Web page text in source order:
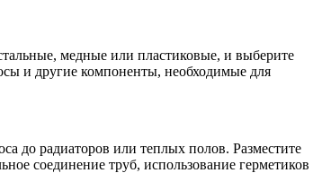
медные или пластиковые, и выберите
и другие компоненты, необходимые для
до радиаторов или теплых полов. Разместите
соединение труб, использование герметиков